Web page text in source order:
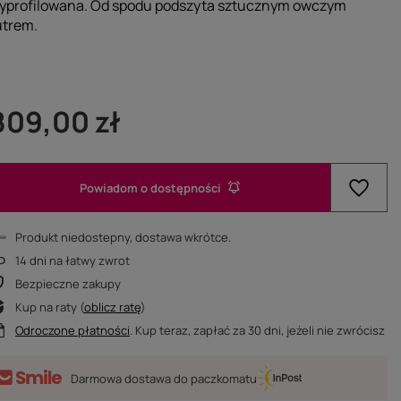
Od spodu podszyta sztucznym owczym
zł
Powiadom o dostępności
Produkt niedostepny, dostawa wkrótce
14 dni na łatwy zwrot
Bezpieczne zakupy
Kup na raty (oblicz ratę)
Odroczone płatności. Kup teraz, zapłać za 30 dni, jeżeli nie zwrócisz
Darmowa dostawa do paczkomatu